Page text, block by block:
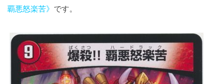
覇悪怒楽苦》 です。